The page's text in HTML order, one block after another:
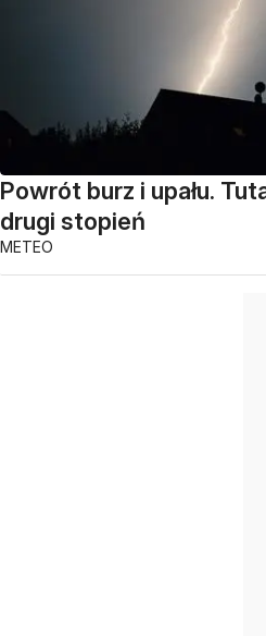
Powrót burz i upału.
drugi stopień
METEO